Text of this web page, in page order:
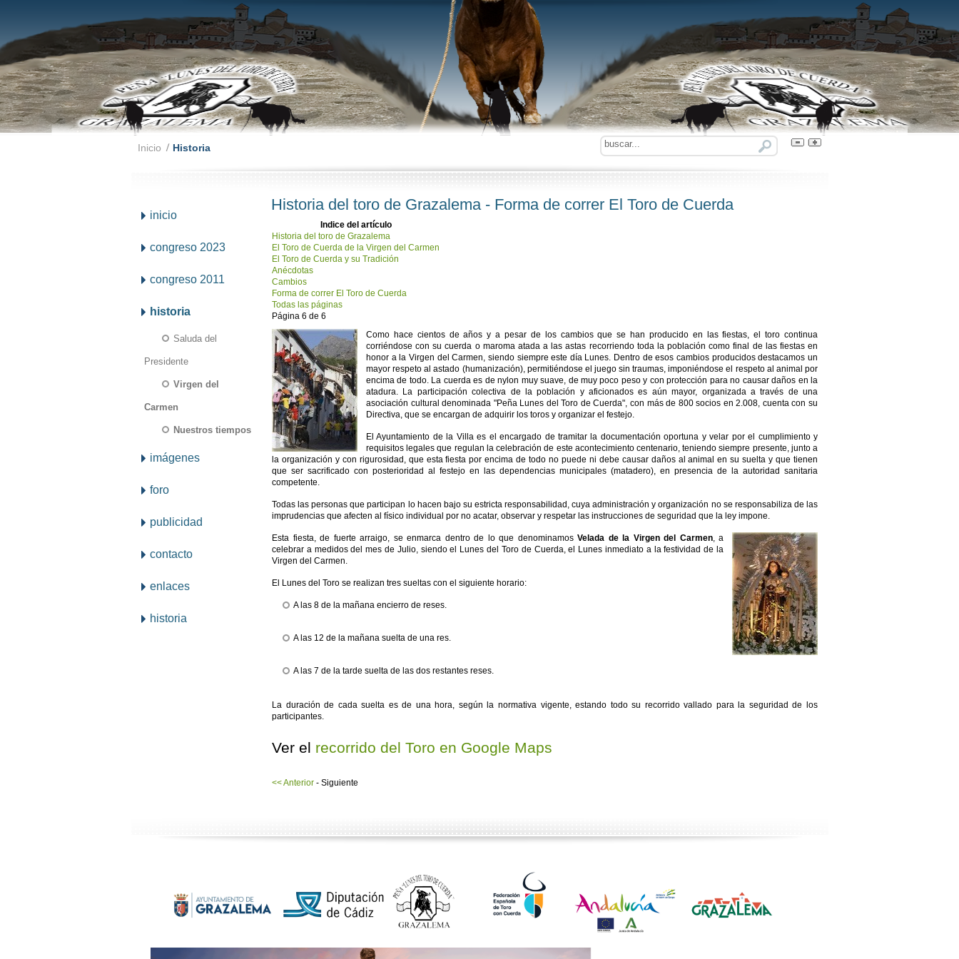
Inicio Historia
inicio
congreso 2023
congreso 2011
historia
Saluda del
Presidente
Virgen del
Carmen
Nuestros tiempos
imágenes
foro
publicidad
contacto
enlaces
historia
Historia del toro de Grazalema - Forma de correr El Toro de Cuerda
Indice del artículo
Historia del toro de Grazalema
El Toro de Cuerda de la Virgen del Carmen
El Toro de Cuerda y su Tradición
Anécdotas
Cambios
Forma de correr El Toro de Cuerda
Todas las páginas
Página 6 de 6
Como hace cientos de años y a pesar de los cambios que se han producido en las fiestas, el toro continua
corriéndose con su cuerda o maroma atada a las astas recorriendo toda la población como final de las fiestas en
honor a la Virgen del Carmen, siendo siempre este día Lunes. Dentro de esos cambios producidos destacamos un
mayor respeto al astado (humanización), permitiéndose el juego sin traumas, imponiéndose el respeto al animal por
encima de todo. La cuerda es de nylon muy suave, de muy poco peso y con protección para no causar daños en la
atadura. La participación colectiva de la población y aficionados es aún mayor, organizada a través de una
asociación cultural denominada "Peña Lunes del Toro de Cuerda", con más de 800 socios en 2.008, cuenta con su
Directiva, que se encargan de adquirir los toros y organizar el festejo.
El Ayuntamiento de la Villa es el encargado de tramitar la documentación oportuna y velar por el cumplimiento y
requisitos legales que regulan la celebración de este acontecimiento centenario, teniendo siempre presente, junto a
la organización y con rigurosidad, que esta fiesta por encima de todo no puede ni debe causar daños al animal en su suelta y que tienen
que ser sacrificado con posterioridad al festejo en las dependencias municipales (matadero), en presencia de la autoridad sanitaria
competente.
Todas las personas que participan lo hacen bajo su estricta responsabilidad, cuya administración y organización no se responsabiliza de las
imprudencias que afecten al físico individual por no acatar, observar y respetar las instrucciones de seguridad que la ley impone.
Esta fiesta, de fuerte arraigo, se enmarca dentro de lo que denominamos Velada de la Virgen del Carmen, a
celebrar a medidos del mes de Julio, siendo el Lunes del Toro de Cuerda, el Lunes inmediato a la festividad de la
Virgen del Carmen.
El Lunes del Toro se realizan tres sueltas con el siguiente horario:
A las 8 de la mañana encierro de reses.
A las 12 de la mañana suelta de una res.
A las 7 de la tarde suelta de las dos restantes reses.
La duración de cada suelta es de una hora, según la normativa vigente, estando todo su recorrido vallado para la seguridad de los
participantes.
Ver el recorrido del Toro en Google Maps
<< Anterior - Siguiente